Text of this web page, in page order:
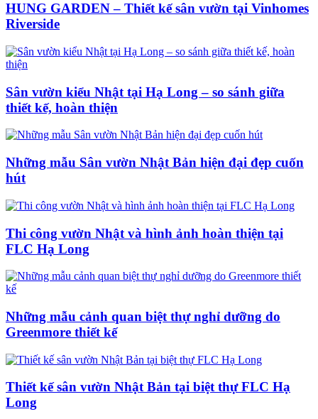
HUNG GARDEN – Thiết kế sân vườn tại Vinhomes
Riverside
Sân vườn kiểu Nhật tại Hạ Long – so sánh giữa
thiết kế, hoàn thiện
Những mẫu Sân vườn Nhật Bản hiện đại đẹp cuốn
hút
Thi công vườn Nhật và hình ảnh hoàn thiện tại
FLC Hạ Long
Những mẫu cảnh quan biệt thự nghỉ dưỡng do
Greenmore thiết kế
Thiết kế sân vườn Nhật Bản tại biệt thự FLC Hạ
Long